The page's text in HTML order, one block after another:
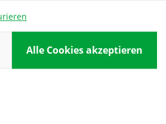
Standort:
Verwendung:
Alle Cookies akzeptieren